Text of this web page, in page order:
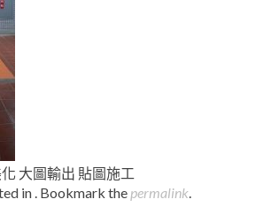
大圖輸出 貼圖施工
in . Bookmark the permalink.